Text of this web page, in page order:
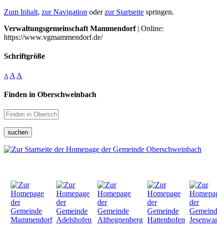
Zum Inhalt, zur Navigation oderzur Startseite springen.
Verwaltungsgemeinschaft Mammendorf| Online:
https://www.vgmammendorf.de/
Schriftgröße
A A A
Finden in Oberschweinbach
suchen